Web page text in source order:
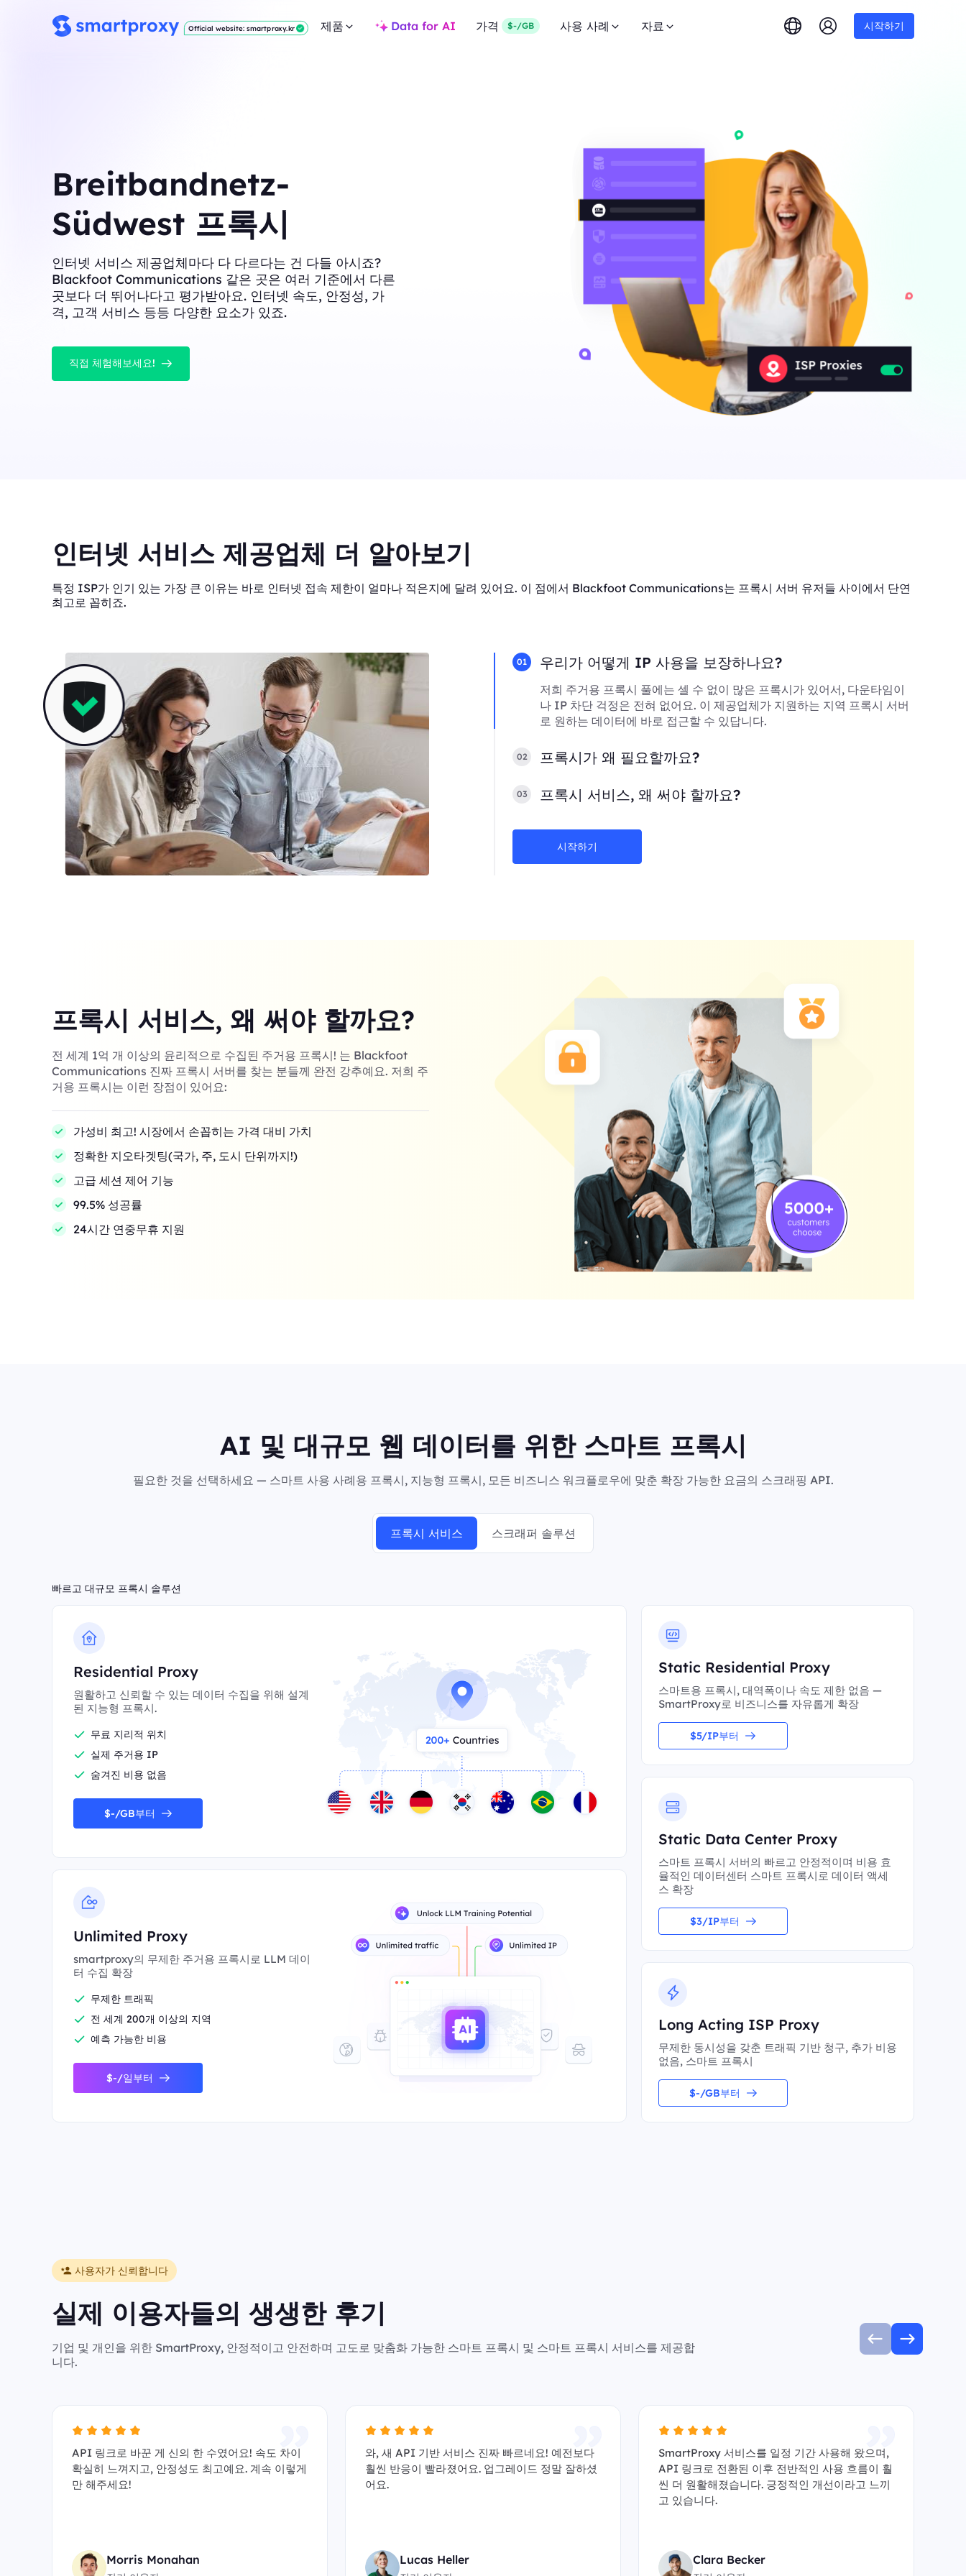
Official website: smartproxy.kr 제품 Data for AI 가격 $-/GB 사용 사례 자료 시작하기
Breitbandnetz-
Südwest 프록시
인터넷 서비스 제공업체마다 다 다르다는 건 다들 아시죠?
Blackfoot Communications 같은 곳은 여러 기준에서 다른
곳보다 더 뛰어나다고 평가받아요. 인터넷 속도, 안정성, 가
격, 고객 서비스 등등 다양한 요소가 있죠.
직접 체험해보세요!
인터넷 서비스 제공업체 더 알아보기
특정 ISP가 인기 있는 가장 큰 이유는 바로 인터넷 접속 제한이 얼마나 적은지에 달려 있어요. 이 점에서 Blackfoot Communications는 프록시 서버 유저들 사이에서 단연
최고로 꼽히죠.
01 우리가 어떻게 IP 사용을 보장하나요?
저희 주거용 프록시 풀에는 셀 수 없이 많은 프록시가 있어서, 다운타임이
나 IP 차단 걱정은 전혀 없어요. 이 제공업체가 지원하는 지역 프록시 서버
로 원하는 데이터에 바로 접근할 수 있답니다.
02 프록시가 왜 필요할까요?
03 프록시 서비스, 왜 써야 할까요?
시작하기
프록시 서비스, 왜 써야 할까요?
전 세계 1억 개 이상의 윤리적으로 수집된 주거용 프록시! 는 Blackfoot
Communications 진짜 프록시 서버를 찾는 분들께 완전 강추예요. 저희 주
거용 프록시는 이런 장점이 있어요:
가성비 최고! 시장에서 손꼽히는 가격 대비 가치
정확한 지오타겟팅(국가, 주, 도시 단위까지!)
고급 세션 제어 기능
99.5% 성공률
24시간 연중무휴 지원
AI 및 대규모 웹 데이터를 위한 스마트 프록시
필요한 것을 선택하세요 — 스마트 사용 사례용 프록시, 지능형 프록시, 모든 비즈니스 워크플로우에 맞춘 확장 가능한 요금의 스크래핑 API.
프록시 서비스 스크래퍼 솔루션
빠르고 대규모 프록시 솔루션
Residential Proxy
원활하고 신뢰할 수 있는 데이터 수집을 위해 설계
된 지능형 프록시.
무료 지리적 위치
실제 주거용 IP
숨겨진 비용 없음
$-/GB부터
Unlimited Proxy
smartproxy의 무제한 주거용 프록시로 LLM 데이
터 수집 확장
무제한 트래픽
전 세계 200개 이상의 지역
예측 가능한 비용
$-/일부터
Static Residential Proxy
스마트용 프록시, 대역폭이나 속도 제한 없음 —
SmartProxy로 비즈니스를 자유롭게 확장
$5/IP부터
Static Data Center Proxy
스마트 프록시 서버의 빠르고 안정적이며 비용 효
율적인 데이터센터 스마트 프록시로 데이터 액세
스 확장
$3/IP부터
Long Acting ISP Proxy
무제한 동시성을 갖춘 트래픽 기반 청구, 추가 비용
없음, 스마트 프록시
$-/GB부터
사용자가 신뢰합니다
실제 이용자들의 생생한 후기
기업 및 개인을 위한 SmartProxy, 안정적이고 안전하며 고도로 맞춤화 가능한 스마트 프록시 및 스마트 프록시 서비스를 제공합
니다.
API 링크로 바꾼 게 신의 한 수였어요! 속도 차이
확실히 느껴지고, 안정성도 최고예요. 계속 이렇게
만 해주세요!
Morris Monahan
와, 새 API 기반 서비스 진짜 빠르네요! 예전보다
훨씬 반응이 빨라졌어요. 업그레이드 정말 잘하셨
어요.
Lucas Heller
SmartProxy 서비스를 일정 기간 사용해 왔으며,
API 링크로 전환된 이후 전반적인 사용 흐름이 훨
씬 더 원활해졌습니다. 긍정적인 개선이라고 느끼
고 있습니다.
Clara Becker